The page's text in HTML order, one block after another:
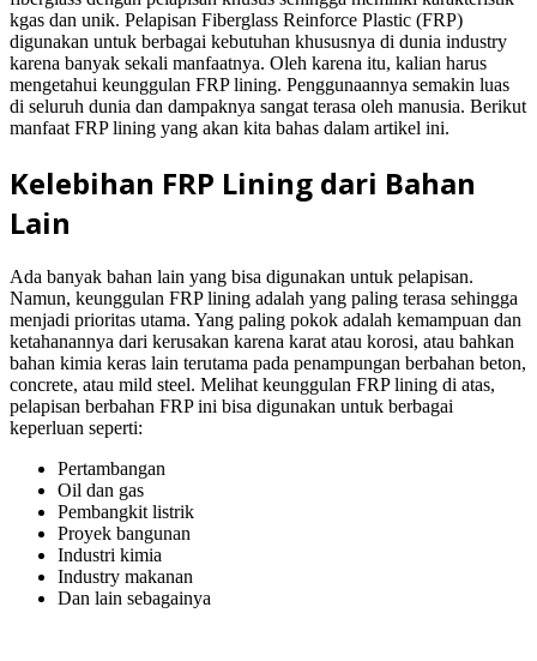
kgas dan unik. Pelapisan Fiberglass Reinforce Plastic (FRP)
digunakan untuk berbagai kebutuhan khususnya di dunia industry
karena banyak sekali manfaatnya. Oleh karena itu, kalian harus
mengetahui keunggulan FRP lining. Penggunaannya semakin luas
di seluruh dunia dan dampaknya sangat terasa oleh manusia. Berikut
manfaat FRP lining yang akan kita bahas dalam artikel ini.
Kelebihan FRP Lining dari Bahan
Lain
Ada banyak bahan lain yang bisa digunakan untuk pelapisan.
Namun, keunggulan FRP lining adalah yang paling terasa sehingga
menjadi prioritas utama. Yang paling pokok adalah kemampuan dan
ketahanannya dari kerusakan karena karat atau korosi, atau bahkan
bahan kimia keras lain terutama pada penampungan berbahan beton,
concrete, atau mild steel. Melihat keunggulan FRP lining di atas,
pelapisan berbahan FRP ini bisa digunakan untuk berbagai
keperluan seperti:
Pertambangan
Oil dan gas
Pembangkit listrik
Proyek bangunan
Industri kimia
Industry makanan
Dan lain sebagainya